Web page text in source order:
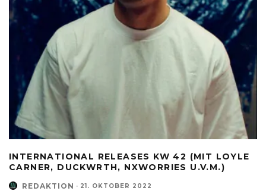
INTERNATIONAL RELEASES KW 42 (MIT LOYLE
CARNER, DUCKWRTH, NXWORRIES U.V.M.)
REDAKTION · 21. OKTOBER 2022